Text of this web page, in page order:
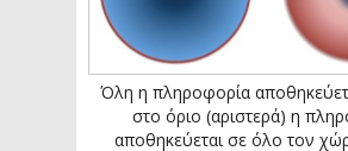
Όλη η πληροφορία
στο όριο (αριστερά) η
αποθηκεύεται σε όλο τον